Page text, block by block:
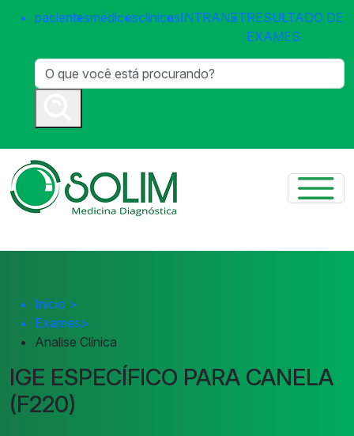
pacientesmédicosclínicasINTRANETRESULTADO DE
EXAMES
Início >
Exames>
Analise Clínica
IGE ESPECÍFICO PARA CANELA
(F220)